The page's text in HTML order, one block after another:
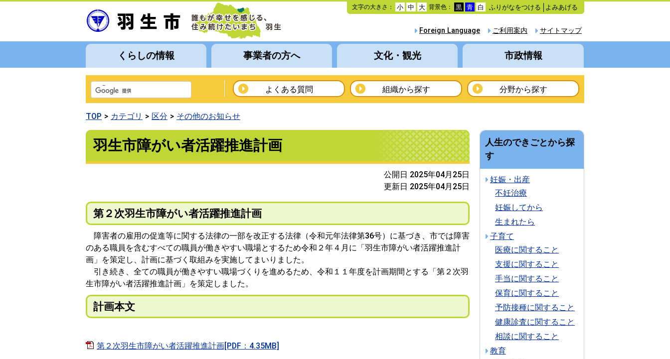
本
文
動
文字の大きさ： 小 中 大 背景色： 黒 青 白 ふりがなをつける よみあげる
サイトマップ
ご利用案内
Foreign Language
くらしの情報 事業者の方へ 文化・観光 市政情報
よくある質問 組織から探す 分野から探す
TOP カテゴリ 区分 その他のお知らせ
羽生市障がい者活躍推進計画
公開日 2025年04月25日
更新日 2025年04月25日
第２次羽生市障がい者活躍推進計画
障害者の雇用の促進等に関する法律の一部を改正する法律（令和元年法律第36号）に基づき、市では障害
のある職員を含むすべての職員が働きやすい職場とするため令和２年４月に「羽生市障がい者活躍推進計
画」を策定し、計画に基づく取組みを実施してまいりました。
引き続き、全ての職員が働きやすい職場づくりを進めるため、令和１１年度を計画期間とする「第２次羽
生市障がい者活躍推進計画」を策定しました。
計画本文
第２次羽生市障がい者活躍推進計画[PDF：4.35MB]
人生のできごとから探
す
妊娠・出産
不妊治療
妊娠してから
生まれたら
子育て
医療に関すること
支援に関すること
手当に関すること
保育に関すること
予防接種に関すること
健康診査に関すること
相談に関すること
教育